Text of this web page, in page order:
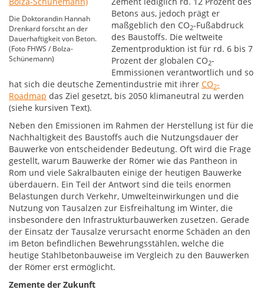
Die Doktorandin Hannah
Drenkard forscht an der
Dauerhaftigkeit von Beton.
(Foto FHWS / Bolza-
Schünemann)
Betons aus, jedoch prägt er
maßgeblich den CO2-Fußabdruck
des Baustoffs. Die weltweite
Zementproduktion ist für rd. 6 bis 7
Prozent der globalen CO2-
Emmissionen verantwortlich und so
hat sich die deutsche Zementindustrie mit ihrer CO2-
Roadmap das Ziel gesetzt, bis 2050 klimaneutral zu werden
(siehe kursiven Text).
Neben den Emissionen im Rahmen der Herstellung ist für die
Nachhaltigkeit des Baustoffs auch die Nutzungsdauer der
Bauwerke von entscheidender Bedeutung. Oft wird die Frage
gestellt, warum Bauwerke der Römer wie das Pantheon in
Rom und viele Sakralbauten einige der heutigen Bauwerke
überdauern. Ein Teil der Antwort sind die teils enormen
Belastungen durch Verkehr, Umwelteinwirkungen und die
Nutzung von Tausalzen zur Eisfreihaltung im Winter, die
insbesondere den Infrastrukturbauwerken zusetzen. Gerade
der Einsatz der Tausalze verursacht enorme Schäden an den
im Beton befindlichen Bewehrungsstählen, welche die
heutige Stahlbetonbauweise im Vergleich zu den Bauwerken
der Römer erst ermöglicht.
Zemente der Zukunft